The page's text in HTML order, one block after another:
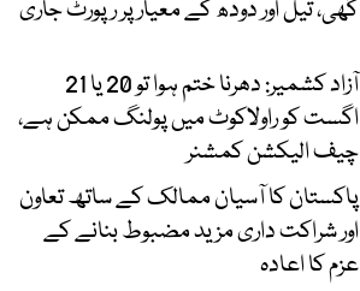
گھی، تیل اور دودھ کے معیار پر رپورٹ جاری
آزاد کشمیر: دھرنا ختم ہوا تو 20 یا 21
اگست کو راولاکوٹ میں پولنگ ممکن ہے،
چیف الیکشن کمشنر
پاکستان کا آسیان ممالک کے ساتھ تعاون
اور شراکت داری مزید مضبوط بنانے کے
عزم کا اعادہ